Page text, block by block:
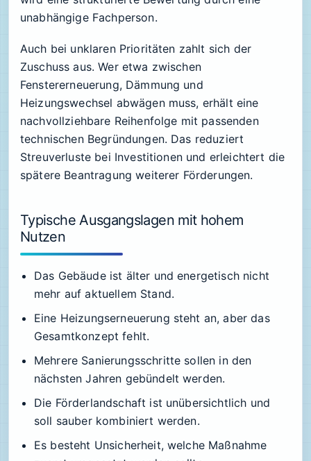
unabhängige Fachperson.
Auch bei unklaren Prioritäten zahlt sich der
Zuschuss aus. Wer etwa zwischen
Fenstererneuerung, Dämmung und
Heizungswechsel abwägen muss, erhält eine
nachvollziehbare Reihenfolge mit passenden
technischen Begründungen. Das reduziert
Streuverluste bei Investitionen und erleichtert die
spätere Beantragung weiterer Förderungen.
Typische Ausgangslagen mit hohem
Nutzen
Das Gebäude ist älter und energetisch nicht
mehr auf aktuellem Stand.
Eine Heizungserneuerung steht an, aber das
Gesamtkonzept fehlt.
Mehrere Sanierungsschritte sollen in den
nächsten Jahren gebündelt werden.
Die Förderlandschaft ist unübersichtlich und
soll sauber kombiniert werden.
Es besteht Unsicherheit, welche Maßnahme